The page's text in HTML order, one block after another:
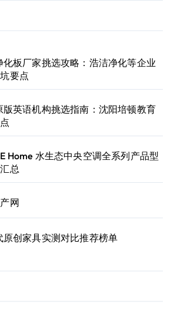
板厂家挑选攻略：浩洁净化等企业
要点
英语机构挑选指南：沈阳培顿教育
Home 水生态中央空调全系列产品型
总
网
创家具实测对比推荐榜单